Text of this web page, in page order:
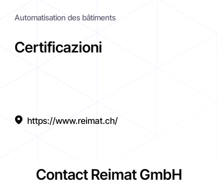
Certificazioni
https://www.reimat.ch/
Automatisation des bâtiments
Contact Reimat GmbH